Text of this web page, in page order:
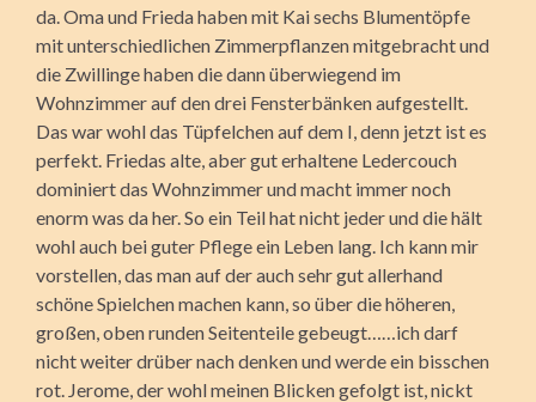
da. Oma und Frieda haben mit Kai sechs Blumentöpfe
mit unterschiedlichen Zimmerpflanzen mitgebracht und
die Zwillinge haben die dann überwiegend im
Wohnzimmer auf den drei Fensterbänken aufgestellt.
Das war wohl das Tüpfelchen auf dem I, denn jetzt ist es
perfekt. Friedas alte, aber gut erhaltene Ledercouch
dominiert das Wohnzimmer und macht immer noch
enorm was da her. So ein Teil hat nicht jeder und die hält
wohl auch bei guter Pflege ein Leben lang. Ich kann mir
vorstellen, das man auf der auch sehr gut allerhand
schöne Spielchen machen kann, so über die höheren,
großen, oben runden Seitenteile gebeugt……ich darf
nicht weiter drüber nach denken und werde ein bisschen
rot. Jerome, der wohl meinen Blicken gefolgt ist, nickt